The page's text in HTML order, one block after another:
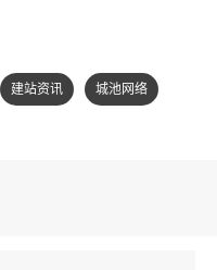
建站资讯
城池网络